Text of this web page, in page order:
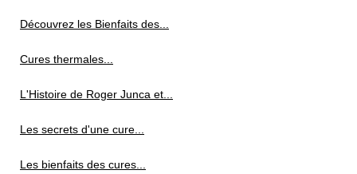
Découvrez les Bienfaits des...
Cures thermales...
L'Histoire de Roger Junca et...
Les secrets d'une cure...
Les bienfaits des cures...